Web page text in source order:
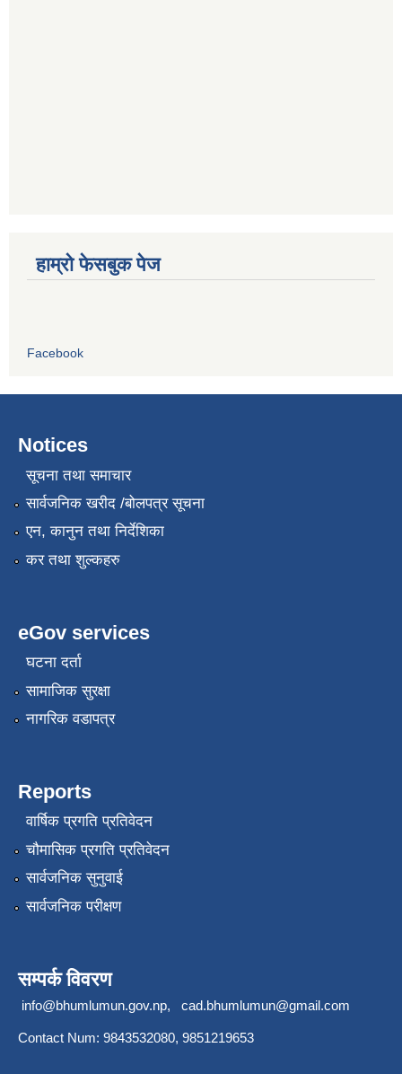
हाम्रो फेसबुक पेज
Facebook
Notices
सूचना तथा समाचार
सार्वजनिक खरीद /बोलपत्र सूचना
एन, कानुन तथा निर्देशिका
कर तथा शुल्कहरु
eGov services
घटना दर्ता
सामाजिक सुरक्षा
नागरिक वडापत्र
Reports
वार्षिक प्रगति प्रतिवेदन
चौमासिक प्रगति प्रतिवेदन
सार्वजनिक सुनुवाई
सार्वजनिक परीक्षण
सम्पर्क विवरण
info@bhumlumun.gov.np, cad.bhumlumun@gmail.com
Contact Num: 9843532080, 9851219653